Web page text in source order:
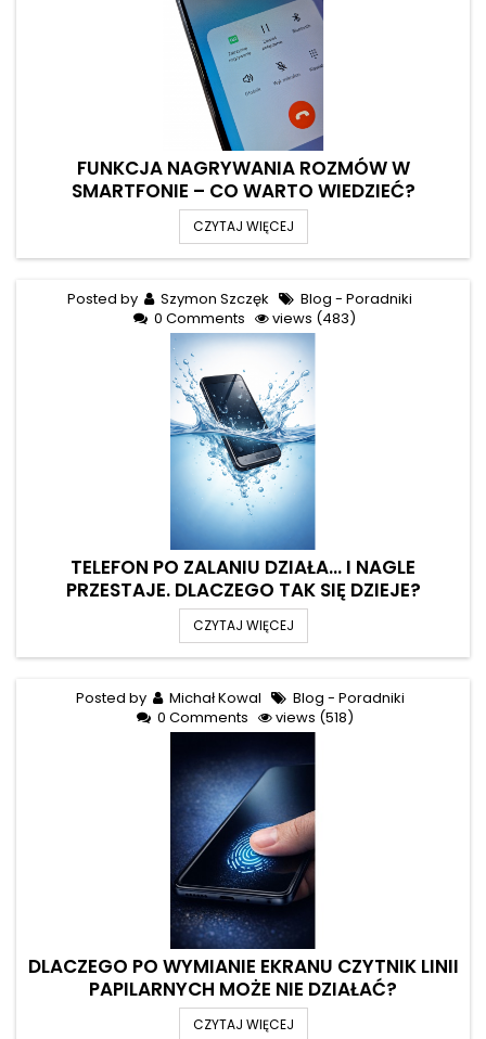
FUNKCJA NAGRYWANIA ROZMÓW W
SMARTFONIE – CO WARTO WIEDZIEĆ?
CZYTAJ WIĘCEJ
Posted by Szymon Szczęk
Blog - Poradniki
0 Comments
views (483)
TELEFON PO ZALANIU DZIAŁA… I NAGLE
PRZESTAJE. DLACZEGO TAK SIĘ DZIEJE?
CZYTAJ WIĘCEJ
Posted by Michał Kowal
Blog - Poradniki
0 Comments
views (518)
DLACZEGO PO WYMIANIE EKRANU CZYTNIK LINII
PAPILARNYCH MOŻE NIE DZIAŁAĆ?
CZYTAJ WIĘCEJ